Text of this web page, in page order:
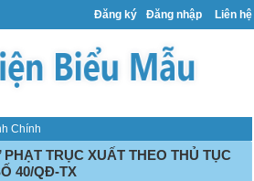
Đăng ký Đăng nhập Liên hệ
Chính
TRỤC XUẤT THEO THỦ TỤC
40/QĐ-TX